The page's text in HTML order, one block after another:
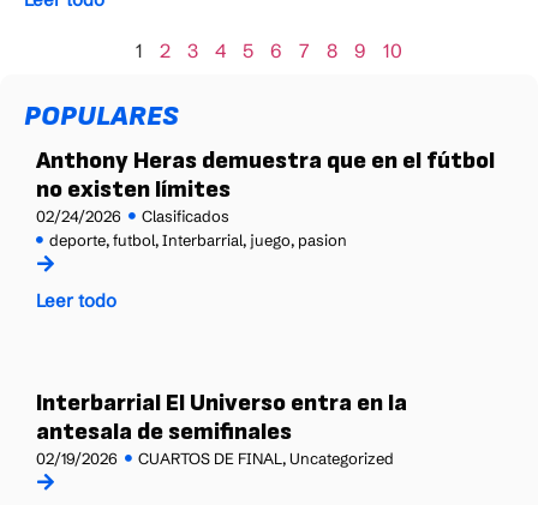
1 2 3 4 5 6 7 8 9 10
POPULARES
Anthony Heras demuestra que en el fútbol
no existen límites
02/24/2026
Clasificados
deporte,futbol,Interbarrial, juego, pasion
Leer todo
Interbarrial El Universo entra en la
antesala de semifinales
02/19/2026 CUARTOS DE FINAL ,Uncategorized